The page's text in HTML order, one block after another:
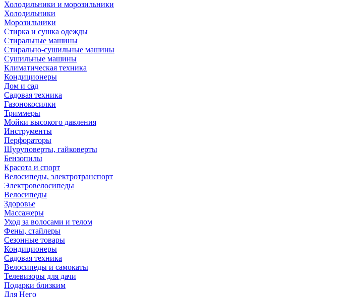
Холодильники и морозильники
Холодильники
Морозильники
Стирка и сушка одежды
Стиральные машины
Стирально-сушильные машины
Сушильные машины
Климатическая техника
Кондиционеры
Дом и сад
Садовая техника
Газонокосилки
Триммеры
Мойки высокого давления
Инструменты
Перфораторы
Шуруповерты, гайковерты
Бензопилы
Красота и спорт
Велосипеды, электротранспорт
Электровелосипеды
Велосипеды
Здоровье
Массажеры
Уход за волосами и телом
Фены, стайлеры
Сезонные товары
Кондиционеры
Садовая техника
Велосипеды и самокаты
Телевизоры для дачи
Подарки близким
Для Него